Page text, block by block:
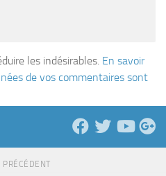
les indésirables. En savoir
de vos commentaires sont
PRÉCÉDENT